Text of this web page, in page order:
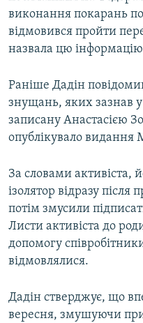
виконання покарань
відмовився пройти
назвала цю
Раніше Дадін
знущань, яких зазнав у
записану Анастасією
опублікувало видання
За словами активіста,
ізолятор відразу після
потім змусили
Листи активіста до
допомогу
відмовлялися.
Дадін стверджує, що
вересня, змушуючи